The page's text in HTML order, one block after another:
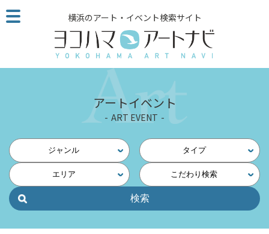
こ
の
ジ
読
他
ペ
横浜のアート・イベント検索サイト
アートイベント
ART EVENT
ジャンル タイプ
エリア こだわり検索